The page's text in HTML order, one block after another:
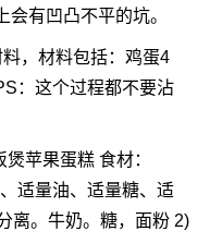
有凹凸不平的坑。
，材料包括：鸡蛋4
：这个过程都不要沾
苹果蛋糕 食材：
适量油、适量糖、适
离。牛奶。糖，面粉 2)